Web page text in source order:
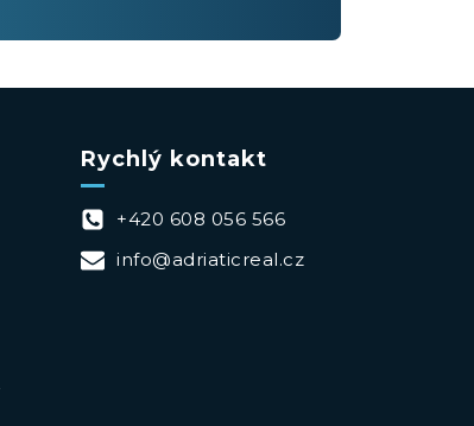
Rychlý kontakt
+420 608 056 566
info@adriaticreal.cz